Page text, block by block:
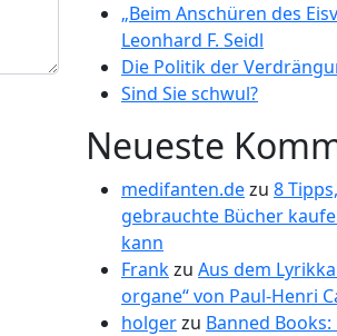
„Beim Anschüren des
Leonhard F. Seidl
Die Politik der
Sind Sie schwul?
Neueste
medifanten.dezu 8
gebrauchte Bücher
kann
Frankzu Aus dem
organe“ von Paul-Henri
holgerzu Banned Books: